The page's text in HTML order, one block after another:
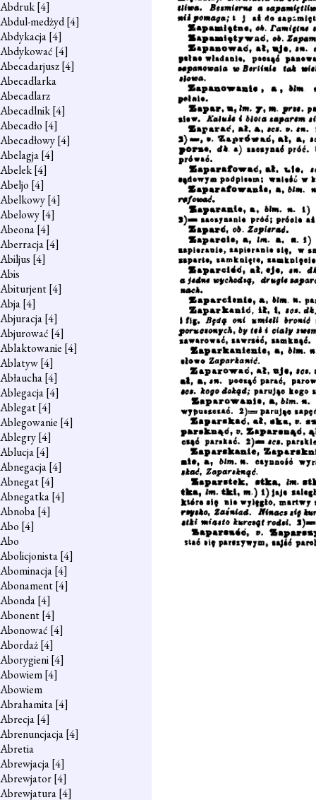
Abdruk[4]
Abdul-medżyd[4]
Abdykacja[4]
Abdykować [4]
Abecadarjusz[4]
Abecadlarka
Abecadlarz
Abecadlnik[4]
Abecadło [4]
Abecadłowy[4]
Abelagja[4]
Abelek[4]
Abeljo [4]
Abelkowy[4]
Abelowy[4]
Abeona[4]
Aberracja[4]
Abiljus [4]
Abis
Abiturjent[4]
Abja[4]
Abjuracja[4]
Abjurować [4]
Ablaktowanie [4]
Ablatyw[4]
Abłaucha[4]
Ablegacja[4]
Ablegat[4]
Ablegowanie [4]
Ablegry[4]
Ablucja[4]
Abnegacja[4]
Abnegat[4]
Abnegatka[4]
Abnoba[4]
Abo [4]
Abo
Abolicjonista[4]
Abominacja[4]
Abonament[4]
Abonda[4]
Abonent[4]
Abonować [4]
Abordaż[4]
Aborygieni[4]
Abowiem[4]
Abowiem
Abrahamita[4]
Abrecja[4]
Abrenuncjacja[4]
Abretia
Abrewjacja[4]
Abrewjator[4]
Abrewjatura[4]